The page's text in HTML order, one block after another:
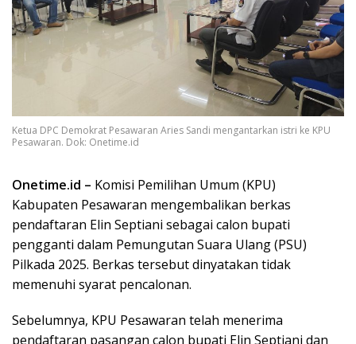
Ketua DPC Demokrat Pesawaran Aries Sandi mengantarkan istri ke KPU
Pesawaran. Dok: Onetime.id
Onetime.id – Komisi Pemilihan Umum (KPU)
Kabupaten Pesawaran mengembalikan berkas
pendaftaran Elin Septiani sebagai calon bupati
pengganti dalam Pemungutan Suara Ulang (PSU)
Pilkada 2025. Berkas tersebut dinyatakan tidak
memenuhi syarat pencalonan.
Sebelumnya, KPU Pesawaran telah menerima
pendaftaran pasangan calon bupati Elin Septiani dan